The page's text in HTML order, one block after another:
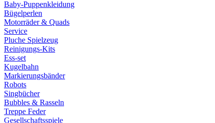
Baby-Puppenkleidung
Bügelperlen
Motorräder & Quads
Service
Pluche Spielzeug
Reinigungs-Kits
Ess-set
Kugelbahn
Markierungsbänder
Robots
Singbücher
Bubbles & Rasseln
Treppe Feder
Gesellschaftsspiele